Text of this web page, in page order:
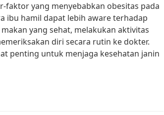
faktor yang menyebabkan obesitas pada
ibu hamil dapat lebih aware terhadap
yang sehat, melakukan aktivitas
diri secara rutin ke dokter.
penting untuk menjaga kesehatan janin